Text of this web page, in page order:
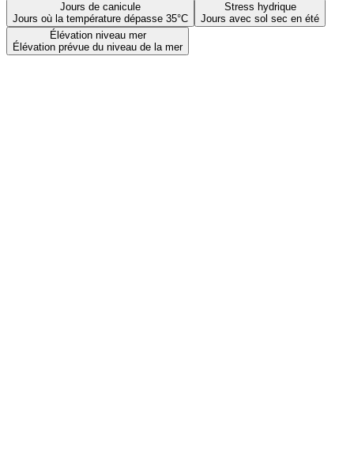
Jours de canicule
Jours où la température dépasse 35°C
Stress hydrique
Jours avec sol sec en été
Élévation niveau mer
Élévation prévue du niveau de la mer